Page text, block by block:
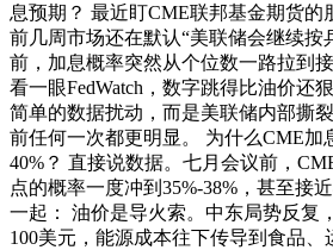
息预期？ 最近盯CME联邦基金期货的
前几周市场还在默认“美联储会继续按
前，加息概率突然从个位数一路拉到
看一眼FedWatch，数字跳得比油价还
简单的数据扰动，而是美联储内部撕
前任何一次都更明显。 为什么CME加
40%？ 直接说数据。七月会议前，
点的概率一度冲到35%-38%，甚至接
一起： 油价是导火索。中东局势反复
100美元，能源成本往下传导到食品、